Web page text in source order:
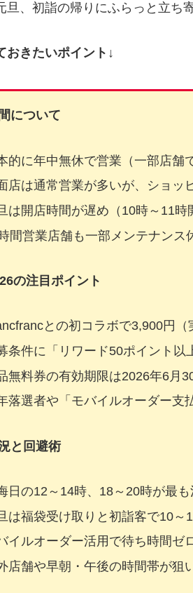
旦、初詣の帰りにふらっと立ち
おきたいポイント↓
について
的に年中無休で営業（一部店舗
店は通常営業が多いが、ショッ
は開店時間が遅め（10時～11時
間営業店舗も一部メンテナンス
の注目ポイント
との初コラボで3,900円
条件に「リワード50ポイント以
無料券の有効期限は2026年6月
落選者や「モバイルオーダー支
と回避術
日の12～14時、18～20時が最
は福袋受け取りと初詣客で10～
イルオーダー活用で待ち時間ゼ
店舗や早朝・午後の時間帯が狙